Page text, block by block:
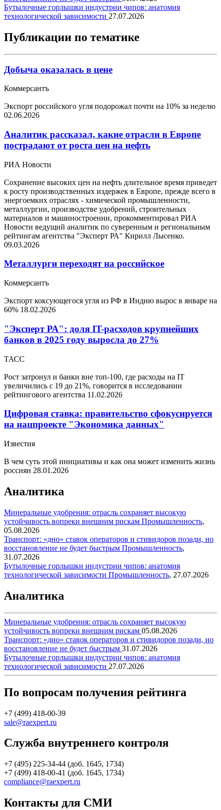
Бутылочные горлышки индустрии чипов: анатомия
технологической зависимости 27.07.2026
Публикации по тематике
Добыча оказалась в цене
Коммерсантъ
Экспорт российского угля подорожал почти на 10% за неделю
02.06.2026
Аналитик рассказал, какие отрасли в Европе
пострадают от роста цен на нефть
РИА Новости
Сохранение высоких цен на нефть длительное время приведет
к росту производственных издержек в Европе, прежде всего в
энергоемких отраслях - химической промышленности,
металлургии, производстве удобрений, строительных
материалов и машиностроении, прокомментировал РИА
Новости ведущий аналитик по суверенным и региональным
рейтингам агентства "Эксперт РА" Кирилл Лысенко.
09.03.2026
Металлурги переходят на российское
Коммерсантъ
Экспорт коксующегося угля из РФ в Индию вырос в январе на
60% 18.02.2026
"Эксперт РА": доля IT-расходов крупнейших
банков в 2025 году выросла до 27%
ТАСС
Рост затронул и банки вне топ-100, где расходы на IT
увеличились с 19 до 21%, говорится в исследовании
рейтингового агентства 11.02.2026
Цифровая ставка: правительство сфокусируется
на нацпроекте "Экономика данных"
Известия
В чем суть этой инициативы и как она может изменить жизнь
россиян 28.01.2026
Аналитика
Минеральные удобрения: отрасль сохраняет высокую
устойчивость вопреки внешним рискам Промышленность,
05.08.2026
Транспорт: «дно» ставок операторов и стивидоров позади, но
восстановление не будет быстрым Промышленность,
31.07.2026
Бутылочные горлышки индустрии чипов: анатомия
технологической зависимости Промышленность, 27.07.2026
Аналитика
Минеральные удобрения: отрасль сохраняет высокую
устойчивость вопреки внешним рискам 05.08.2026
Транспорт: «дно» ставок операторов и стивидоров позади, но
восстановление не будет быстрым 31.07.2026
Бутылочные горлышки индустрии чипов: анатомия
технологической зависимости 27.07.2026
По вопросам получения рейтинга
+7 (499) 418-00-39
sale@raexpert.ru
Служба внутреннего контроля
+7 (495) 225-34-44 (доб. 1645, 1734)
+7 (499) 418-00-41 (доб. 1645, 1734)
compliance@raexpert.ru
Контакты для СМИ